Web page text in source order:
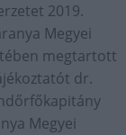
2019.
Megyei
megtartott
dr.
Megyei